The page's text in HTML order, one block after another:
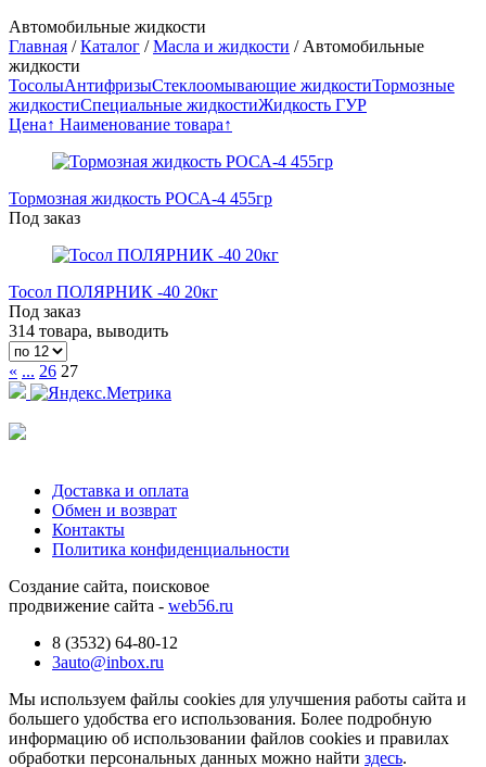
Автомобильные жидкости
Главная /Каталог /Масла и жидкости / Автомобильные
жидкости
ТосолыАнтифризыСтеклоомывающие жидкостиТормозные
жидкостиСпециальные жидкостиЖидкость ГУР
Цена↑ Наименование товара↑
Тормозная жидкость РОСА-4 455гр
Под заказ
Тосол ПОЛЯРНИК -40 20кг
Под заказ
314 товара, выводить
« ... 26 27
Доставка и оплата
Обмен и возврат
Контакты
Политика конфиденциальности
Создание сайта, поисковое
продвижение сайта - web56.ru
8 (3532) 64-80-12
3auto@inbox.ru
Мы используем файлы cookies для улучшения работы сайта и
большего удобства его использования. Более подробную
информацию об использовании файлов cookies и правилах
обработки персональных данных можно найти здесь.